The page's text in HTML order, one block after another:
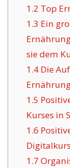
1.2 Top
1.3 Ein
sie dem
1.4Die
1.5
Kurses in
1.6
1.7